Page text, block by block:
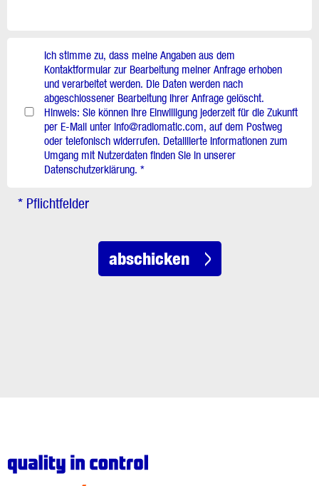
Ich stimme zu, dass meine Angaben aus dem
Kontaktformular zur Bearbeitung meiner Anfrage erhoben
und verarbeitet werden. Die Daten werden nach
abgeschlossener Bearbeitung Ihrer Anfrage gelöscht.
Hinweis: Sie können Ihre Einwilligung jederzeit für die Zukunft
per E-Mail unter info@radiomatic.com, auf dem Postweg
oder telefonisch widerrufen. Detaillierte Informationen zum
Umgang mit Nutzerdaten finden Sie in unserer
Datenschutzerklärung. *
* Pflichtfelder
abschicken